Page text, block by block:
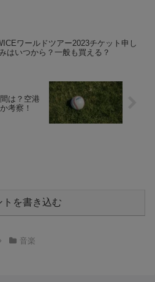
ワールドツアー2023チケット申し
はいつから？一般も買える？
は？空港
考察！
トを書き込む
音楽